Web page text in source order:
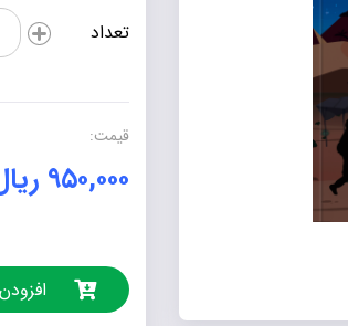
تعداد
و
قیمت:
۹۵۰,۰۰۰